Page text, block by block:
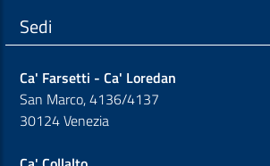
Sedi
Ca' Farsetti - Ca' Loredan
San Marco, 4136/4137
30124 Venezia